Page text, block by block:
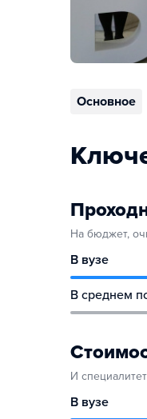
Основное
На бюджет,
В вузе
В среднем
И
В вузе